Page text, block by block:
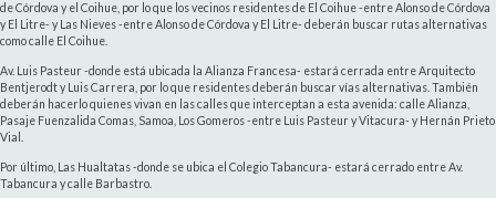
de Córdova y el Coihue, por lo que los vecinos residentes de El Coihue -entre Alonso de Córdova
y El Litre- y Las Nieves -entre Alonso de Córdova y El Litre- deberán buscar rutas alternativas
como calle El Coihue.
Av. Luis Pasteur -donde está ubicada la Alianza Francesa- estará cerrada entre Arquitecto
Bentjerodt y Luis Carrera, por lo que residentes deberán buscar vías alternativas. También
deberán hacerlo quienes vivan en las calles que interceptan a esta avenida: calle Alianza,
Pasaje Fuenzalida Comas, Samoa, Los Gomeros -entre Luis Pasteur y Vitacura- y Hernán Prieto
Vial.
Por último, Las Hualtatas -donde se ubica el Colegio Tabancura- estará cerrado entre Av.
Tabancura y calle Barbastro.